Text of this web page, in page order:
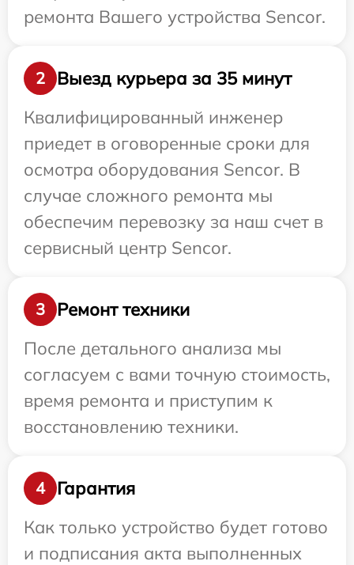
ремонта Вашего устройства Sencor.
2
Выезд курьера за 35 минут
Квалифицированный инженер
приедет в оговоренные сроки для
осмотра оборудования Sencor. В
случае сложного ремонта мы
обеспечим перевозку за наш счет в
сервисный центр Sencor.
3
Ремонт техники
После детального анализа мы
согласуем с вами точную стоимость,
время ремонта и приступим к
восстановлению техники.
4
Гарантия
Как только устройство будет готово
и подписания акта выполненных